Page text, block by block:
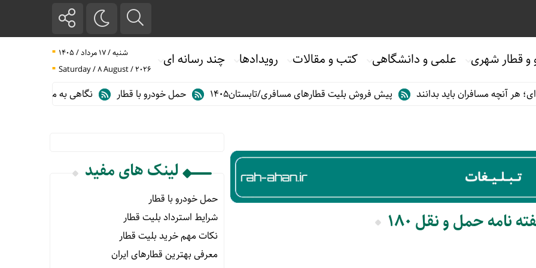
و قطار شهری علمی و دانشگاهی کتب و مقالات رویدادها چند رسانه ای
شنبه / ۱۷ مرداد / ۱۴۰۵
Saturday / 8 August / 2026
آنچه مسافران باید بدانند پیش فروش بلیت قطارهای مسافری/تابستان۱۴۰۵ حمل خودرو با قطار نگاهی به مهم ترین آمارهای حمل
نامه حمل و نقل 180
لینک های مفید
حمل خودرو با قطار
شرایط استرداد بلیت قطار
نکات مهم خرید بلیت قطار
معرفی بهترین قطارهای ایران